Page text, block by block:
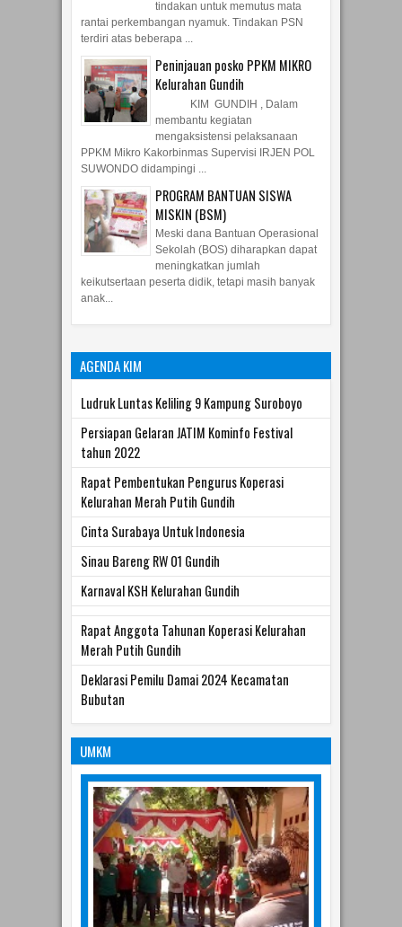
tindakan untuk memutus mata
rantai perkembangan nyamuk. Tindakan PSN
terdiri atas beberapa ...
Peninjauan posko PPKM MIKRO
Kelurahan Gundih
KIM GUNDIH , Dalam
membantu kegiatan
mengaksistensi pelaksanaan
PPKM Mikro Kakorbinmas Supervisi IRJEN POL
SUWONDO didampingi ...
PROGRAM BANTUAN SISWA
MISKIN (BSM)
Meski dana Bantuan Operasional
Sekolah (BOS) diharapkan dapat
meningkatkan jumlah
keikutsertaan peserta didik, tetapi masih banyak
anak...
AGENDA KIM
Ludruk Luntas Keliling 9 Kampung Suroboyo
Persiapan Gelaran JATIM Kominfo Festival
tahun 2022
Rapat Pembentukan Pengurus Koperasi
Kelurahan Merah Putih Gundih
Cinta Surabaya Untuk Indonesia
Sinau Bareng RW 01 Gundih
Karnaval KSH Kelurahan Gundih
Rapat Anggota Tahunan Koperasi Kelurahan
Merah Putih Gundih
Deklarasi Pemilu Damai 2024 Kecamatan
Bubutan
UMKM